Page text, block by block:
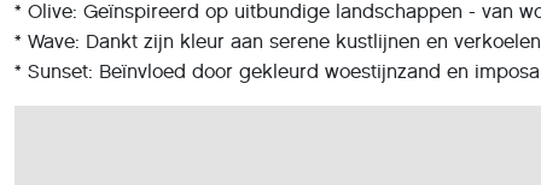
* Olive: Geïnspireerd op uitbundige landschappen - van
* Wave: Dankt zijn kleur aan serene kustlijnen en
* Sunset: Beïnvloed door gekleurd woestijnzand en